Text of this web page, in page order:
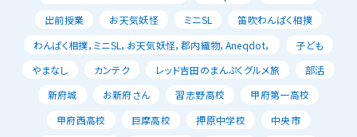
出前授業
お天気妖怪 ミニSL
笛吹わんぱく相撲
わんぱく相撲，ミニSL，お天気妖怪，郡内織物，Aneqdot，
子ども
やまなし
カンテク レッド吉田のまんぷくグルメ旅
部活
新府城
お新府さん 習志野高校
甲府第一高校
甲府西高校
巨摩高校 押原中学校
中央市